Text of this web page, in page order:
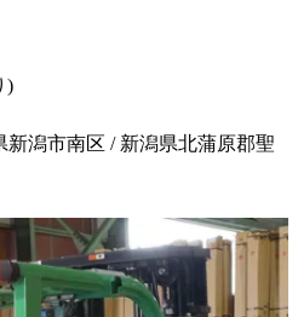
)
新潟市南区 / 新潟県北蒲原郡聖